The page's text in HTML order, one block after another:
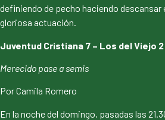
definiendo de pecho haciendo descansar
gloriosa actuación.
Juventud Cristiana 7 – Los del Viejo 2
Merecido pase a semis
Por Camila Romero
En la noche del domingo, pasadas las